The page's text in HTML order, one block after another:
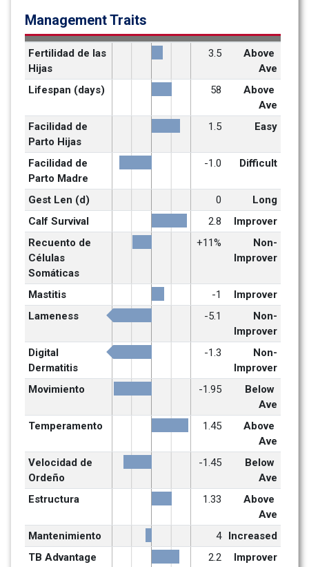
Management Traits
Fertilidad de las
Hijas
3.5
Above
Ave
Lifespan (days)
58
Above
Ave
Facilidad de
Parto Hijas
1.5 Easy
Facilidad de
Parto Madre
-1.0 Difficult
Gest Len (d) 0
Long
Calf Survival
2.8
Improver
Recuento de
Células
Somáticas
+11%
Non-
Improver
Mastitis -1
Improver
Lameness
-5.1
Non-
Improver
Digital
Dermatitis
-1.3
Non-
Improver
Movimiento
-1.95
Below
Ave
Temperamento
1.45
Above
Ave
Velocidad de
Ordeño
-1.45
Below
Ave
Estructura
1.33
Above
Ave
Mantenimiento
4 Increased
TB Advantage
2.2
Improver